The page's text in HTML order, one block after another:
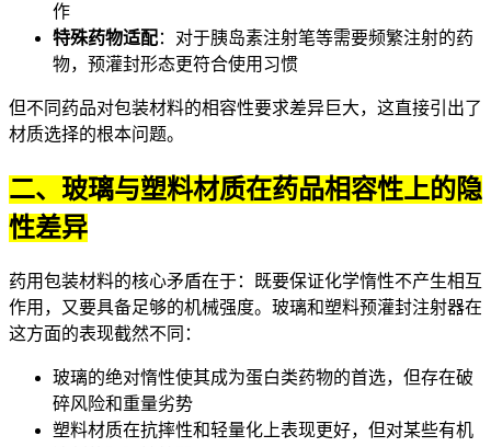
作
特殊药物适配：对于胰岛素注射笔等需要频繁注射的药
物，预灌封形态更符合使用习惯
但不同药品对包装材料的相容性要求差异巨大，这直接引出了
材质选择的根本问题。
二、玻璃与塑料材质在药品相容性上的隐
性差异
药用包装材料的核心矛盾在于：既要保证化学惰性不产生相互
作用，又要具备足够的机械强度。玻璃和塑料预灌封注射器在
这方面的表现截然不同：
玻璃的绝对惰性使其成为蛋白类药物的首选，但存在破
碎风险和重量劣势
塑料材质在抗摔性和轻量化上表现更好，但对某些有机